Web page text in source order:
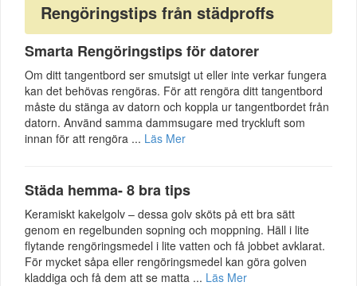
Rengöringstips från städproffs
Smarta Rengöringstips för datorer
Om ditt tangentbord ser smutsigt ut eller inte verkar fungera
kan det behövas rengöras. För att rengöra ditt tangentbord
måste du stänga av datorn och koppla ur tangentbordet från
datorn. Använd samma dammsugare med tryckluft som
innan för att rengöra ... Läs Mer
Städa hemma- 8 bra tips
Keramiskt kakelgolv – dessa golv sköts på ett bra sätt
genom en regelbunden sopning och moppning. Häll i lite
flytande rengöringsmedel i lite vatten och få jobbet avklarat.
För mycket såpa eller rengöringsmedel kan göra golven
kladdiga och få dem att se matta ... Läs Mer